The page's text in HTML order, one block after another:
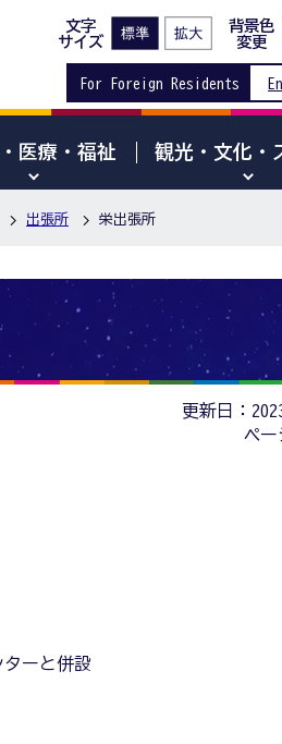
文字
サイズ
背景色
変更
For Foreign Residents
医療・福祉 観光・文化・
出張所 栄出張所
更新日：
ペー
ーと併設